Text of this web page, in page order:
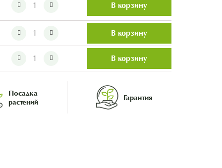
В корзину
В корзину
В корзину
Посадка
растений
Гарантия